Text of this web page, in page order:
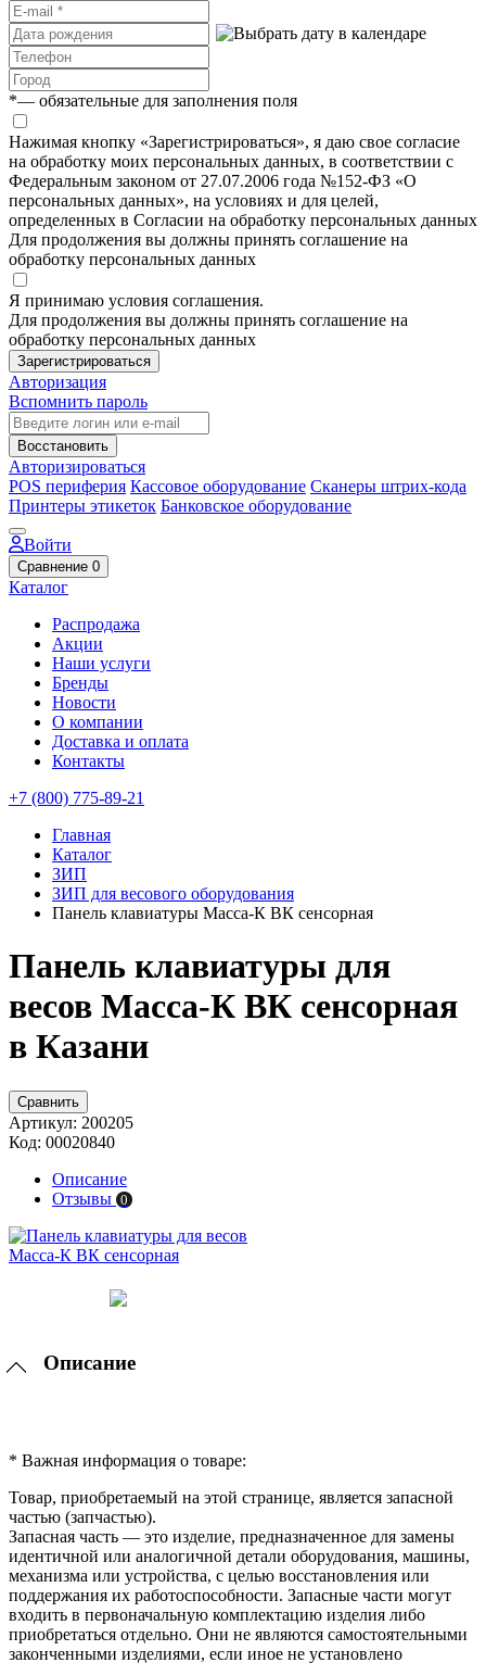
*— обязательные для заполнения поля
Нажимая кнопку «Зарегистрироваться», я даю свое согласие
на обработку моих персональных данных, в соответствии с
Федеральным законом от 27.07.2006 года №152-ФЗ «О
персональных данных», на условиях и для целей,
определенных в Согласии на обработку персональных данных
Для продолжения вы должны принять соглашение на
обработку персональных данных
Я принимаю условия соглашения.
Для продолжения вы должны принять соглашение на
обработку персональных данных
Зарегистрироваться
Авторизация
Вспомнить пароль
Восстановить
Авторизироваться
POS периферия Кассовое оборудование Сканеры штрих-кода
Принтеры этикеток Банковское оборудование
Войти
Сравнение 0
Каталог
Распродажа
Акции
Наши услуги
Бренды
Новости
О компании
Доставка и оплата
Контакты
+7 (800) 775-89-21
Главная
Каталог
ЗИП
ЗИП для весового оборудования
Панель клавиатуры Масса-К ВК сенсорная
Панель клавиатуры для
весов Масса-К ВК сенсорная
в Казани
Сравнить
Артикул: 200205
Код: 00020840
Описание
Отзывы 0
Описание
* Важная информация о товаре:
Товар, приобретаемый на этой странице, является запасной
частью (запчастью).
Запасная часть — это изделие, предназначенное для замены
идентичной или аналогичной детали оборудования, машины,
механизма или устройства, с целью восстановления или
поддержания их работоспособности. Запасные части могут
входить в первоначальную комплектацию изделия либо
приобретаться отдельно. Они не являются самостоятельными
законченными изделиями, если иное не установлено